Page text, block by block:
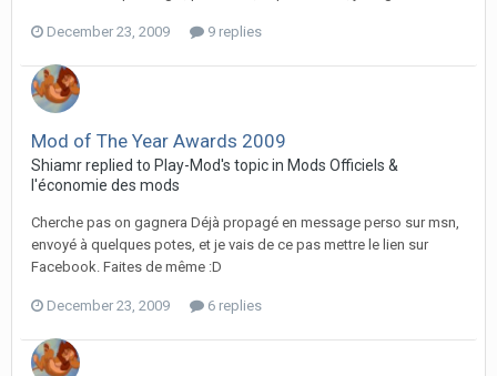
December 23, 2009 9 replies
Mod of The Year Awards 2009
Shiamr replied to Play-Mod's topic in Mods Officiels &
l'économie des mods
Cherche pas on gagnera Déjà propagé en message perso sur msn,
envoyé à quelques potes, et je vais de ce pas mettre le lien sur
Facebook. Faites de même :D
December 23, 2009 6 replies